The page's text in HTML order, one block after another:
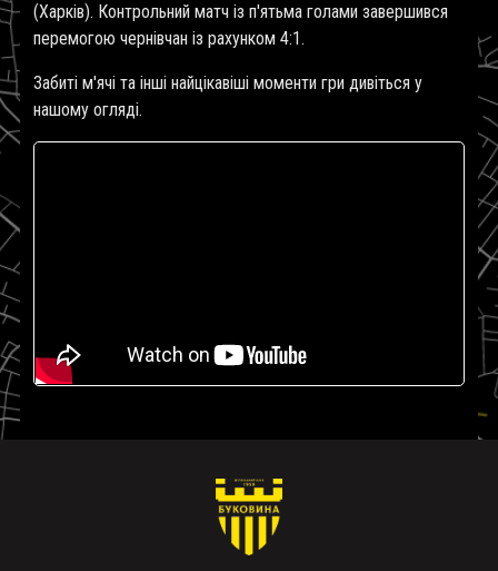
(Харків). Контрольний матч із п'ятьма голами завершився
перемогою чернівчан із рахунком 4:1.
Забиті м'ячі та інші найцікавіші моменти гри дивіться у
нашому огляді.